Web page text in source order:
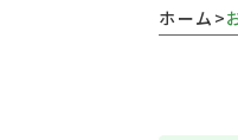
ホーム >